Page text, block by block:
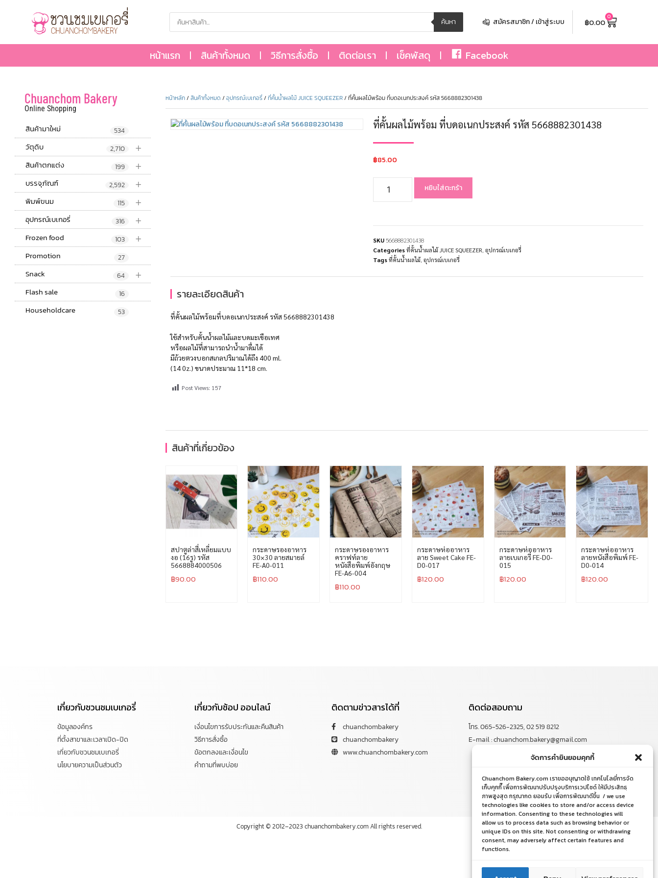
จัดการคำยินยอมคุกกี้
Chuanchom Bakery.com เราขออนุญาตใช้ เทคโนโลยี่การจัด
เก็บคุกกี๊ เพื่อการพัฒนาปรับปรุงบริการเวปไซด์ ให้มีประสิทธฺ
ภาพสูงสุด กรุณากด ยอมรับ เพื่อการพัฒนาดีขึ้น / we use
technologies like cookies to store and/or access device
information. Consenting to these technologies will
allow us to process data such as browsing behavior or
unique IDs on this site. Not consenting or withdrawing
consent, may adversely affect certain features and
functions.
ค้นหา สมัครสมาชิก / เข้าสู่ระบบ ฿0.00 0
หน้าแรก สินค้าทั้งหมด วิธีการสั่งซื้อ ติดต่อเรา เช็คพัสดุ Facebook
Chuanchom Bakery
Online Shopping
สินค้ามาใหม่ 534
+
วัตุดิบ 2,710
+
สินค้าตกแต่ง 199
+
บรรจุภัณฑ์ 2,592
+
พิมพ์ขนม 115
+
อุปกรณ์เบเกอรี่ 316
+
Frozen food 103
Promotion 27
+
Snack 64
Flash sale 16
Householdcare 53
หน้าหลัก/สินค้าทั้งหมด /อุปกรณ์เบเกอรี่/ที่คั้นน้ำผลไม้ JUICE SQUEEZER/ ที่คั้นผลไม้พร้อม ที่บดอเนกประสงค์ รหัส 5668882301438
ที่คั้นผลไม้พร้อม ที่บดอเนกประสงค์ รหัส 5668882301438
฿85.00
หยิบใส่ตะกร้า
SKU5668882301438
Categoriesที่คั้นน้ำผลไม้ JUICE SQUEEZER อุปกรณ์เบเกอรี่
Tagsที่คั้นน้ำผลไม้, อุปกรณ์เบเกอรี่
รายละเอียดสินค้า
ที่คั้นผลไม้พร้อมที่บดอเนกประสงค์ รหัส 5668882301438
ใช้สำหรับคั้นน้ำผลไม้และบดมะเขือเทศ
หรือผลไม้ที่สามารถนำน้ำมาดื่มได้
มีถ้วยตวงบอกสเกลปริมาณได้ถึง 400 ml.
(14 0z.) ขนาดประมาณ 11*18 cm.
Post Views: 157
สินค้าที่เกี่ยวข้อง
สปาตูล่าสี่เหลี่ยมแบบ
งอ (16รู) รหัส
5668884000506
฿90.00
กระดาษรองอาหาร
30×30 ลายสมายล์
FE-A0-011
฿110.00
กระดาษรองอาหาร
คราฟท์ลาย
หนังสือพิมพ์อังกฤษ
FE-A6-004
฿110.00
กระดาษห่ออาหาร
ลาย Sweet Cake FE-
D0-017
฿120.00
กระดาษห่ออาหาร
ลายเบเกอรี่ FE-D0-
015
฿120.00
กระดาษห่ออาหาร
ลายหนังสือพิมพ์ FE-
D0-014
฿120.00
เกี่ยวกับชวนชมเบเกอรี่
ข้อมูลองค์กร
ที่ตั้งสาขาและเวลาเปิด-ปิด
เกี่ยวกับชวนชมเบเกอรี่
นโยบายความเป็นส่วนตัว
เกี่ยวกับช้อป ออนไลน์
เงื่อนไขการรับประกันและคืนสินค้า
วิธีการสั่งซื้อ
ข้อตกลงและเงื่อนไข
คำถามที่พบบ่อย
ติดตามข่าวสารได้ที่
chuanchombakery
chuanchombakery
www.chuanchombakery.com
ติดต่อสอบถาม
โทร. 065-526-2325, 02 519 8212
E-mail : chuanchom.bakery@gmail.com
Copyright © 2012–2023 chuanchombakery.com All rights reserved.